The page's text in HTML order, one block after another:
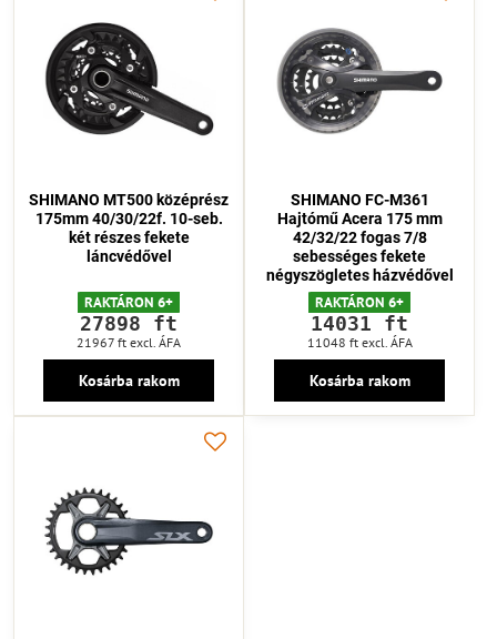
SHIMANO MT500 középrész
175mm 40/30/22f. 10-seb.
két részes fekete
láncvédővel
RAKTÁRON 6+
27898 ft
21967 ft excl. ÁFA
Kosárba rakom
SHIMANO FC-M361
Hajtómű Acera 175 mm
42/32/22 fogas 7/8
sebességes fekete
négyszögletes házvédővel
RAKTÁRON 6+
14031 ft
11048 ft excl. ÁFA
Kosárba rakom